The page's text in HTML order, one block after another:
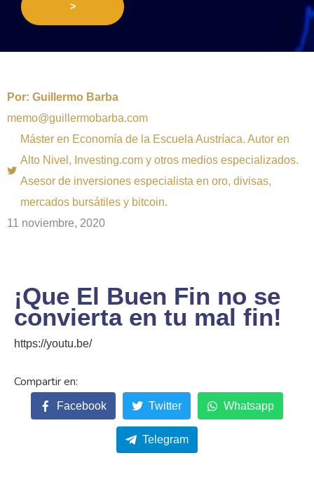
>
Por: Guillermo Barba
memo@guillermobarba.com
Máster en Economía de la Escuela Austríaca. Autor en
Alto Nivel, Investing.com y otros medios especializados.
Asesor de inversiones especialista en oro, divisas,
mercados bursátiles y bitcoin.
11 noviembre, 2020
¡Que El Buen Fin no se
convierta en tu mal fin!
https://youtu.be/
Facebook Twitter Whatsapp
Telegram